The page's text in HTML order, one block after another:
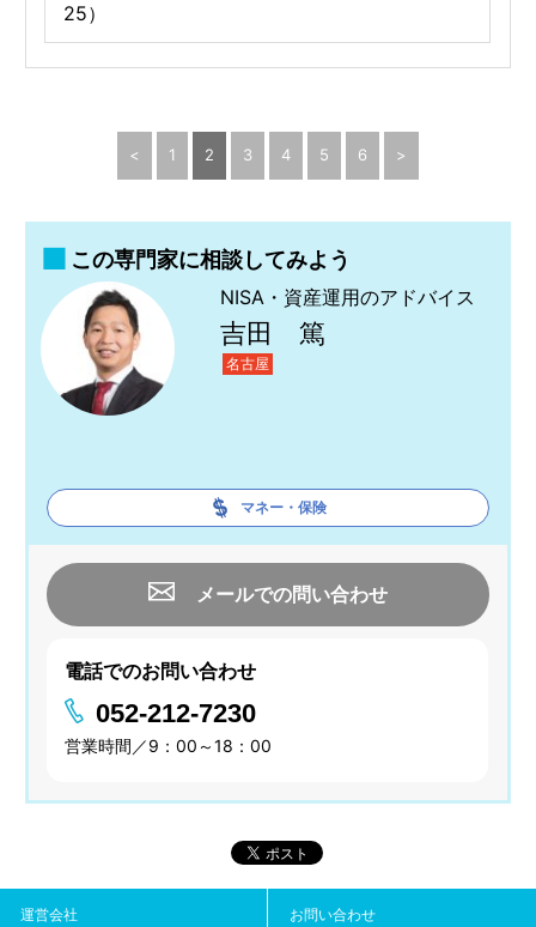
25）
< 1 2 3 4 5 6 >
この専門家に相談してみよう
NISA・資産運用のアドバイス
吉田 篤
名古屋
マネー・保険
メールでの問い合わせ
電話でのお問い合わせ
052-212-7230
営業時間／9：00～18：00
運営会社 お問い合わせ